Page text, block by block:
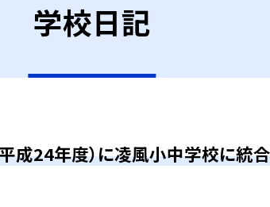
学校日記
成24年度）に凌風小中学校に統合